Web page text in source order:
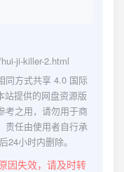
ji-killer-2.html
同方式共享 4.0 国际
站提供的网盘资源版
考之用，请勿用于商
责任由使用者自行承
24小时内删除。
因失效，请及时转